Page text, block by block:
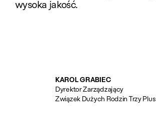
wysoka jakość.
KAROL GRABIEC
Dyrektor Zarządzający
Związek Dużych Rodzin Trzy Plus